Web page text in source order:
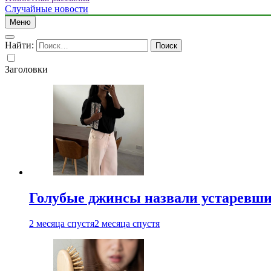
Случайные новости
Меню
Найти:
Заголовки
Голубые джинсы назвали
2 месяца спустя2 месяца спустя